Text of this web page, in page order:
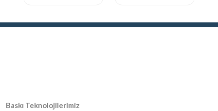
Baskı Teknolojilerimiz